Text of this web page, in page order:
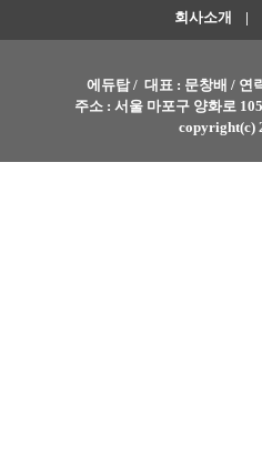
회사소개 |
에듀탑 / 대표 : 문창배 / 연
주소 : 서울 마포구 양화로
copyright(c)